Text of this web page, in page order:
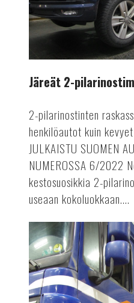
Järeät 2-
2-pilarinostinten
henkilöautot kuin
JULKAISTU SUOMEN
NUMEROSSA 6/2022
kestosuosikkia 2-
useaan kokoluokkaan....
Raskaan
kaluston
nostinpylväät